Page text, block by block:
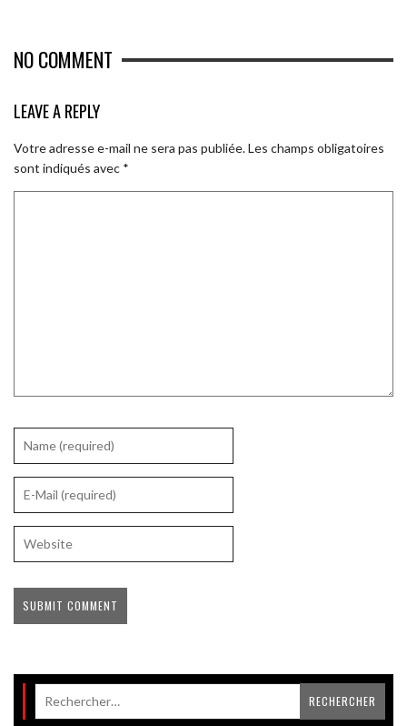
NO COMMENT
LEAVE A REPLY
Votre adresse e-mail ne sera pas publiée.Les champs obligatoires
sont indiqués avec *